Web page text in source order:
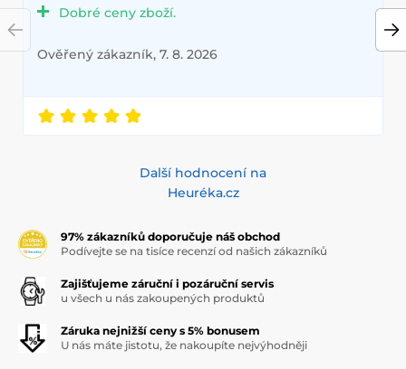
Dobré ceny zboží.
Ověřený zákazník, 7. 8. 2026
Další hodnocení na
Heuréka.cz
97% zákazníků doporučuje náš obchod
Podívejte se na tisíce recenzí od našich zákazníků
Zajišťujeme záruční i pozáruční servis
u všech u nás zakoupených produktů
Záruka nejnižší ceny s 5% bonusem
U nás máte jistotu, že nakoupíte nejvýhodněji